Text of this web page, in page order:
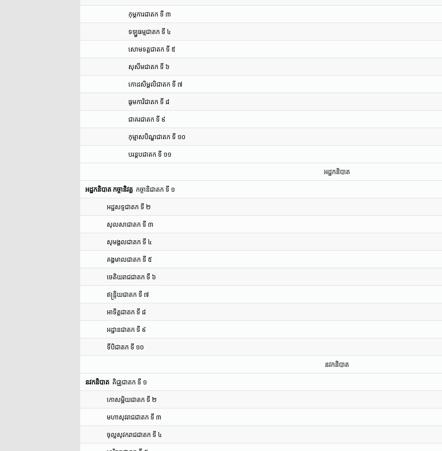
កុម្ភការជាតក ទី ៣
ទឡ្ហធម្មជាតក ទី ៤
សោមទត្តជាតក ទី ៥
សុសីមជាតក ទី ៦
កោដសិម្ពលិជាតក ទី ៧
ធូមការិជាតក ទី ៨
ជាគរជាតក ទី ៩
កុម្មាសបិណ្ឌជាតក ទី ១០
បរន្តបជាតក ទី ១១
អដ្ឋកនិបាត
អដ្ឋកនិបាត កច្ចានិវគ្គ កច្ចានិជាតក ទី ១
អដ្ឋសទ្ទជាតក ទី ២
សុលសាជាតក ទី ៣
សុមង្គលជាតក ទី ៤
គង្គមាលជាតក ទី ៥
ចេតិយរាជជាតក ទី ៦
ឥន្រ្ទិយជាតក ទី ៧
អាទិត្តជាតក ទី ៨
អដ្ឋានជាតក ទី ៩
ទីបិជាតក ទី ១០
នវកនិបាត
នវកនិបាត គិជ្ឈជាតក ទី ១
កោសម្ពិយជាតក ទី ២
មហាសុវរាជជាតក ទី ៣
ចុល្លសុវករាជជាតក ទី ៤